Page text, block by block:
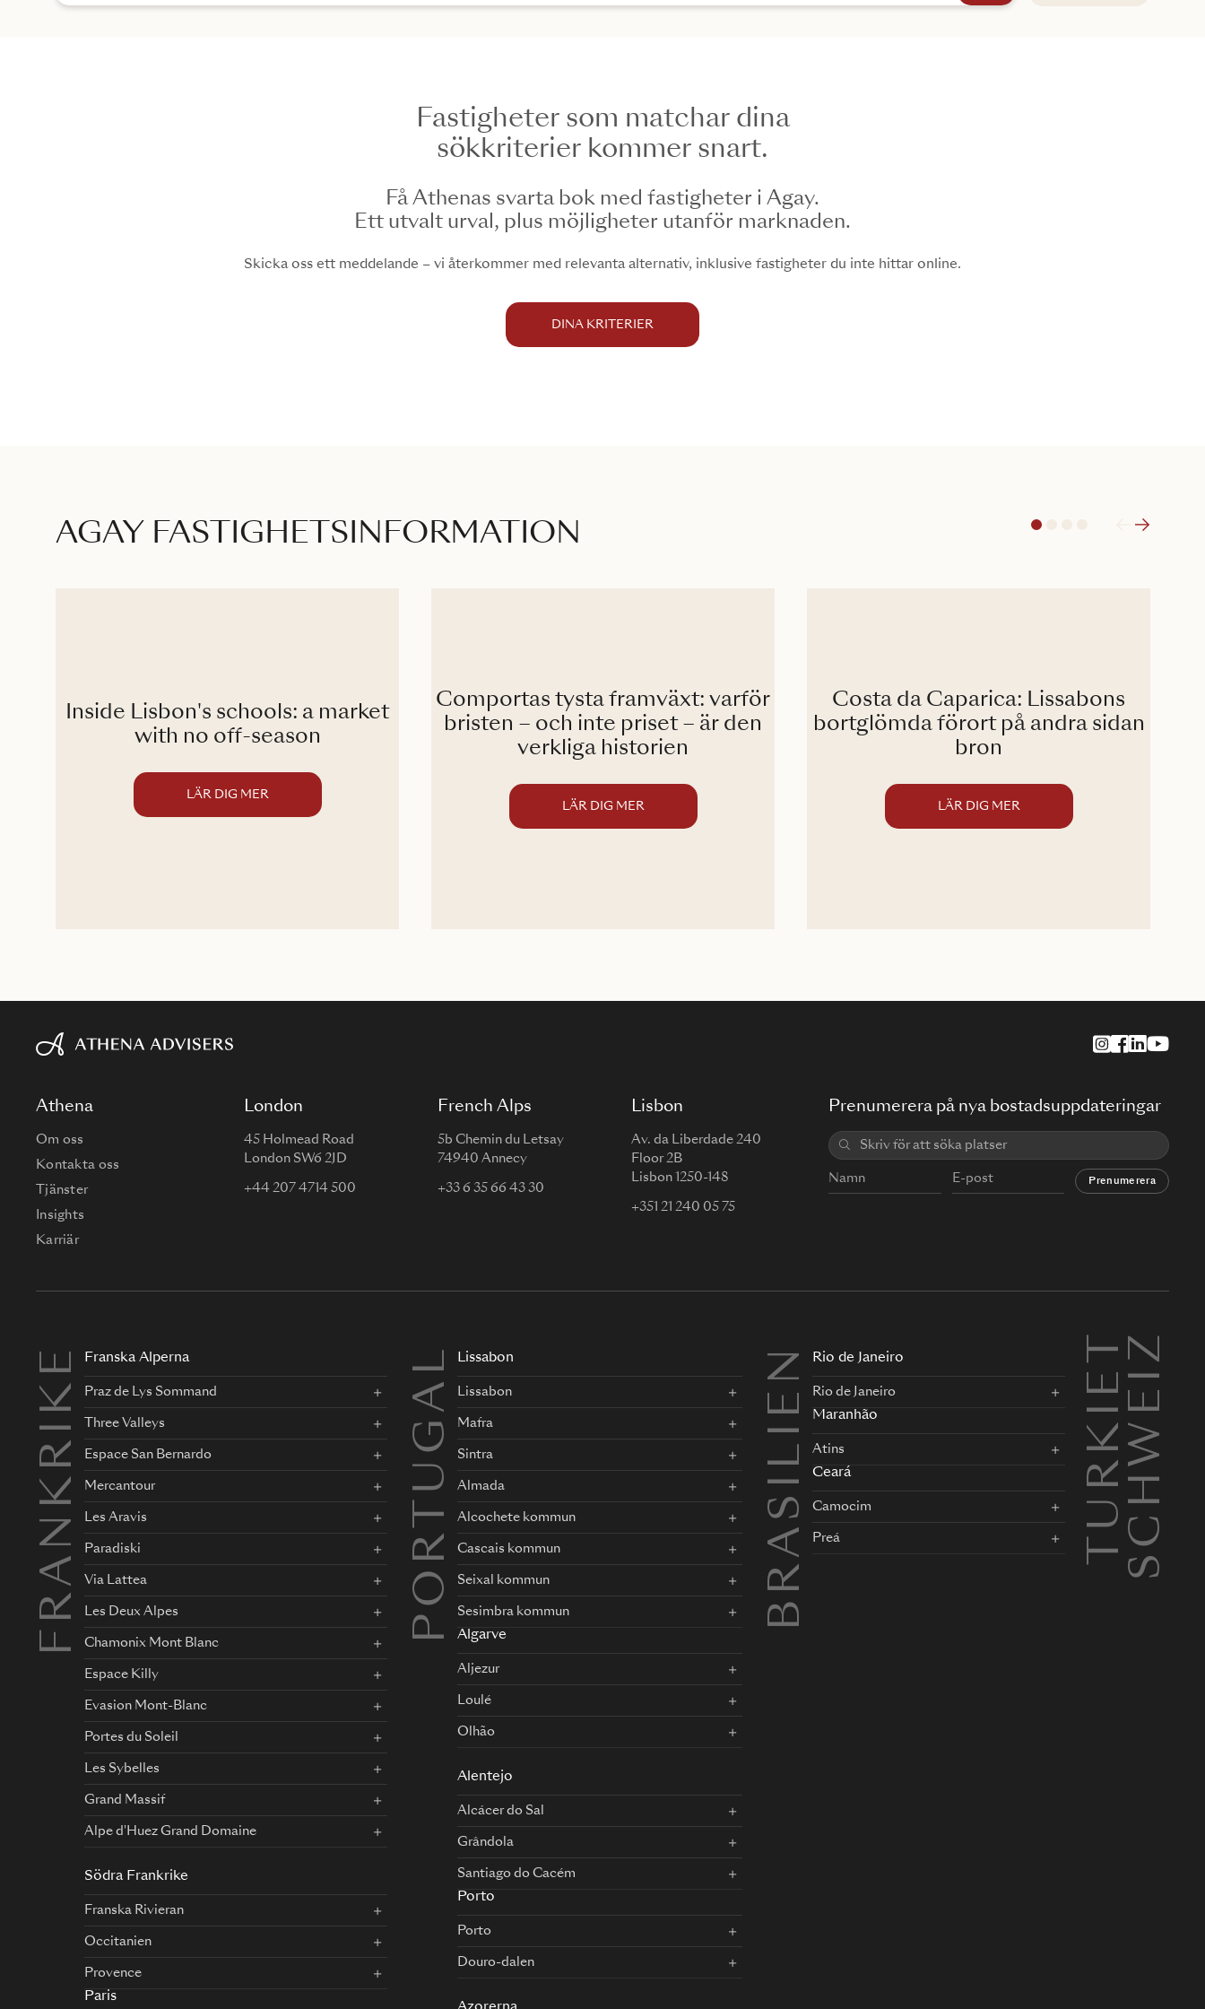
Fastigheter som matchar dina
sökkriterier kommer snart.
Få Athenas svarta bok med fastigheter i Agay.
Ett utvalt urval, plus möjligheter utanför marknaden.
Skicka oss ett meddelande – vi återkommer med relevanta alternativ, inklusive fastigheter du inte hittar online.
DINA KRITERIER
AGAY FASTIGHETSINFORMATION 4
Inside Lisbon's schools: a market
with no off-season
LÄR DIG MER
Comportas tysta framväxt: varför
bristen – och inte priset – är den
verkliga historien
LÄR DIG MER
Costa da Caparica: Lissabons
bortglömda förort på andra sidan
bron
LÄR DIG MER
Athena
Om oss
Kontakta oss
Tjänster
Insights
Karriär
London
45 Holmead Road
London SW6 2JD
+44 207 4714 500
French Alps
5b Chemin du Letsay
74940 Annecy
+33 6 35 66 43 30
Lisbon
Av. da Liberdade 240
Floor 2B
Lisbon 1250-148
+351 21 240 05 75
Prenumerera på nya bostadsuppdateringar
Prenumerera
FRANKRIKE Franska Alperna
Praz de Lys Sommand
Three Valleys
Espace San Bernardo
Mercantour
Les Aravis
Paradiski
Via Lattea
Les Deux Alpes
Chamonix Mont Blanc
Espace Killy
Evasion Mont-Blanc
Portes du Soleil
Les Sybelles
Grand Massif
Alpe d'Huez Grand Domaine
Södra Frankrike
Franska Rivieran
Occitanien
Provence
Paris
PORTUGAL Lissabon
Lissabon
Mafra
Sintra
Almada
Alcochete kommun
Cascais kommun
Seixal kommun
Sesimbra kommun
Algarve
Aljezur
Loulé
Olhão
Alentejo
Alcácer do Sal
Grândola
Santiago do Cacém
Porto
Porto
Douro-dalen
BRASILIEN Rio de Janeiro
Rio de Janeiro
Maranhão
Atins
Ceará
Camocim
Preá TURKIETSCHWEIZ